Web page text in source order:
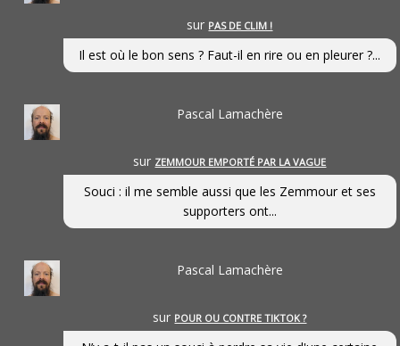
sur PAS DE CLIM !
Il est où le bon sens ? Faut-il en rire ou en pleurer ?...
Pascal Lamachère
sur ZEMMOUR EMPORTÉ PAR LA VAGUE
Souci : il me semble aussi que les Zemmour et ses
supporters ont...
Pascal Lamachère
sur POUR OU CONTRE TIKTOK ?